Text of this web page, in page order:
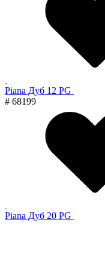
Piana Дуб 12 PG
# 68199
Piana Дуб 20 PG